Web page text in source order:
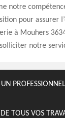
notre
pour assurer
à Mouhers
notre
TOUS VOS